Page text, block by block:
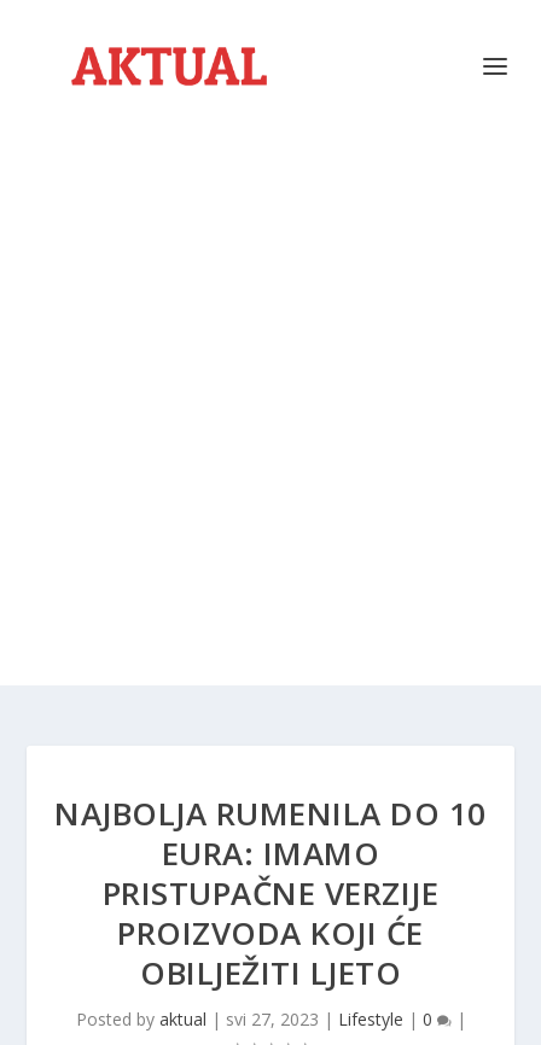
NAJBOLJA RUMENILA DO 10
EURA: IMAMO
PRISTUPAČNE VERZIJE
PROIZVODA KOJI ĆE
OBILJEŽITI LJETO
Posted by aktual | svi 27, 2023 | Lifestyle | 0 |